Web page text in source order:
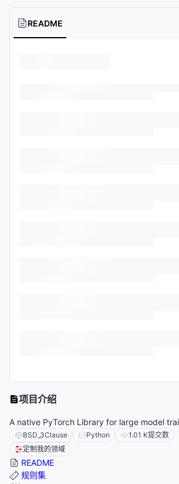
README
项目介绍
A native PyTorch Library for large model
BSD_3Clause Python 1.01 K提交数
定制我的领域
README
规则集